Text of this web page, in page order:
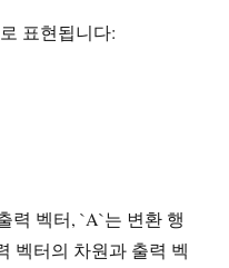
표현됩니다:
력 벡터, `A`는 변환 행
벡터의 차원과 출력 벡